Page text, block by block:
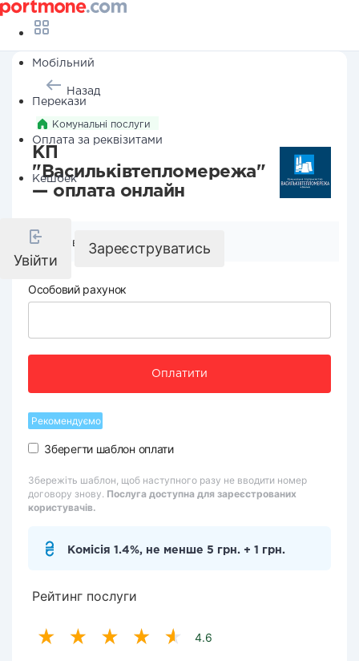
Мобільний
Перекази
Оплата за реквізитами
Кешбек
Увійти
Зареєструватись
Назад
Комунальні послуги
КП
"Васильківтепломережа"
— оплата онлайн
Реквізити компанії
Особовий рахунок
Оплатити
Рекомендуємо
Зберегти шаблон оплати
Збережіть шаблон, щоб наступного разу не вводити номер
договору знову. Послуга доступна для зареєстрованих
користувачів.
Комісія 1.4%, не менше 5 грн. + 1 грн.
Рейтинг послуги
4.6